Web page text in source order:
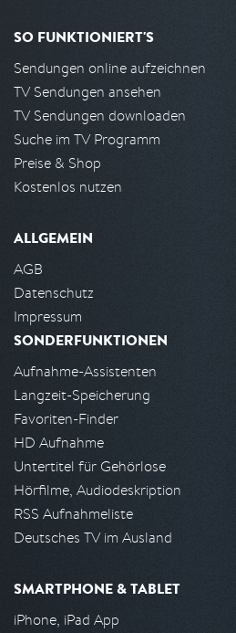
SO FUNKTIONIERT'S
Sendungen online aufzeichnen
TV Sendungen ansehen
TV Sendungen downloaden
Suche im TV Programm
Preise & Shop
Kostenlos nutzen
ALLGEMEIN
AGB
Datenschutz
Impressum
SONDERFUNKTIONEN
Aufnahme-Assistenten
Langzeit-Speicherung
Favoriten-Finder
HD Aufnahme
Untertitel für Gehörlose
Hörfilme, Audiodeskription
RSS Aufnahmeliste
Deutsches TV im Ausland
SMARTPHONE & TABLET
iPhone, iPad App